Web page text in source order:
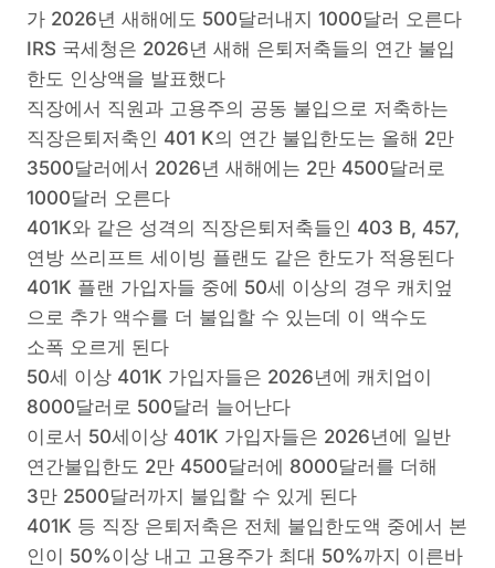
가 2026년 새해에도 500달러내지 1000달러 오른다
IRS 국세청은 2026년 새해 은퇴저축들의 연간 불입
한도 인상액을 발표했다
직장에서 직원과 고용주의 공동 불입으로 저축하는
직장은퇴저축인 401 K의 연간 불입한도는 올해 2만
3500달러에서 2026년 새해에는 2만 4500달러로
1000달러 오른다
401K와 같은 성격의 직장은퇴저축들인 403 B, 457,
연방 쓰리프트 세이빙 플랜도 같은 한도가 적용된다
401K 플랜 가입자들 중에 50세 이상의 경우 캐치엎
으로 추가 액수를 더 불입할 수 있는데 이 액수도
소폭 오르게 된다
50세 이상 401K 가입자들은 2026년에 캐치업이
8000달러로 500달러 늘어난다
이로서 50세이상 401K 가입자들은 2026년에 일반
연간불입한도 2만 4500달러에 8000달러를 더해
3만 2500달러까지 불입할 수 있게 된다
401K 등 직장 은퇴저축은 전체 불입한도액 중에서 본
인이 50%이상 내고 고용주가 최대 50%까지 이른바